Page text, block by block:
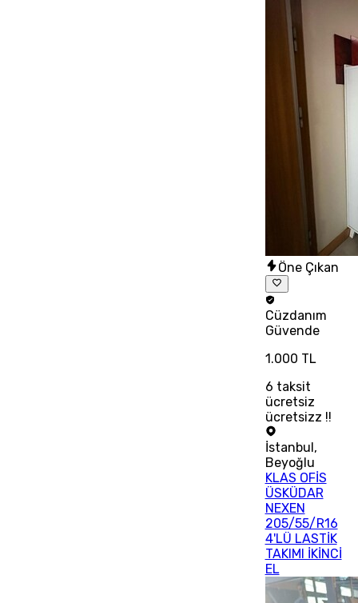
Öne Çıkan
Cüzdanım
Güvende
1.000 TL
6 taksit
ücretsiz
ücretsizz !!
İstanbul ,
Beyoğlu
KLAS OFİS
ÜSKÜDAR
NEXEN
205/55/R16
4'LÜ LASTİK
TAKIMI İKİNCİ
EL